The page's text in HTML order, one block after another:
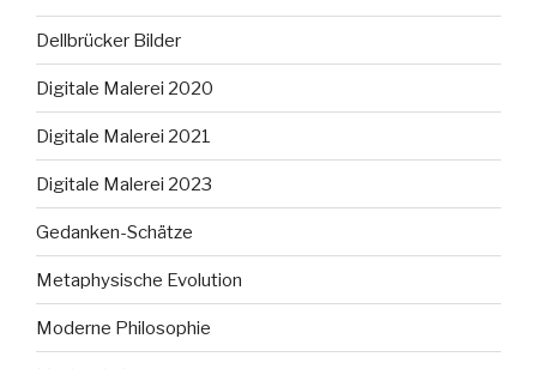
Dellbrücker Bilder
Digitale Malerei 2020
Digitale Malerei 2021
Digitale Malerei 2023
Gedanken-Schätze
Metaphysische Evolution
Moderne Philosophie